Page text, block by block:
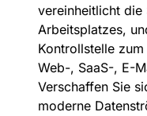
vereinheitlicht die
Arbeitsplatzes,
Kontrollstelle
Web-, SaaS-, E-
Verschaffen Sie
moderne